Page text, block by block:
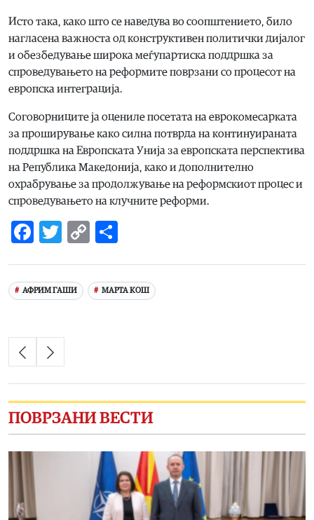
Исто така, како што се наведува во соопштението, било
нагласена важноста од конструктивен политички дијалог
и обезбедување широка меѓупартиска поддршка за
спроведувањето на реформите поврзани со процесот на
европска интеграција.
Соговорниците ја оцениле посетата на еврокомесарката
за проширување како силна потврда на континуираната
поддршка на Европската Унија за европската перспектива
на Република Македонија, како и дополнително
охрабрување за продолжување на реформскиот процес и
спроведувањето на клучните реформи.
Facebook
Twitter
Copy
АФРИМ ГАШИ МАРТА КОШ
ПОВРЗАНИ ВЕСТИ